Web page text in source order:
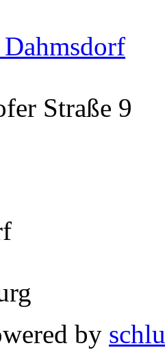
Straße 9
by